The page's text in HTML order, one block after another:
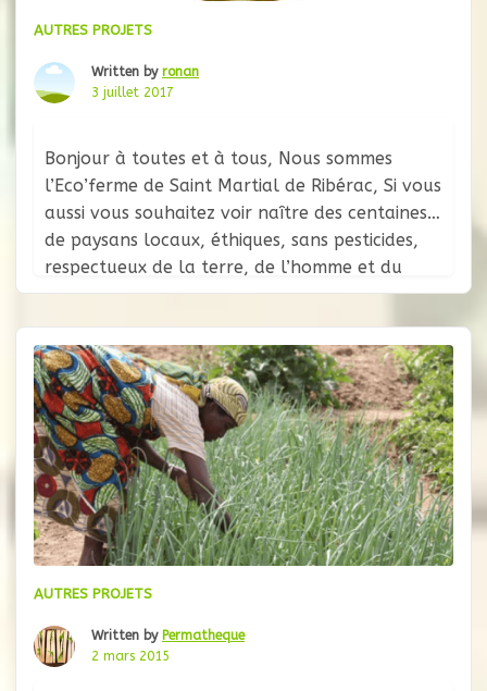
AUTRES PROJETS
Written by ronan
3 juillet 2017
Bonjour à toutes et à tous, Nous sommes
l’Eco’ferme de Saint Martial de Ribérac, Si vous
aussi vous souhaitez voir naître des centaines
de paysans locaux, éthiques, sans pesticides,
respectueux de la terre, de l’homme et du
vivant, et si vous aussi vous les voulez à deux
AUTRES PROJETS
Written by Permatheque
2 mars 2015